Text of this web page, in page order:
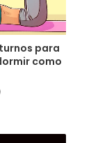
para
como